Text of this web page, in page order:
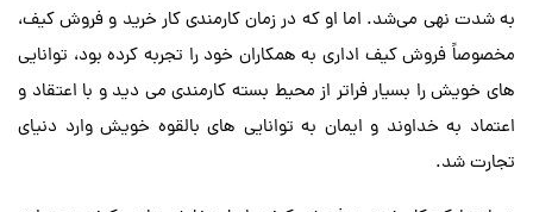
به شدت نهی می‌شد. اما او که در زمان کارمندی کار خرید و فروش کیف،
مخصوصاً فروش کیف اداری به همکاران خود را تجربه کرده بود، توانایی
های خویش را بسیار فراتر از محیط بسته کارمندی می دید و با اعتقاد و
اعتماد به خداوند و ایمان به توانایی های بالقوه خویش وارد دنیای
تجارت شد.